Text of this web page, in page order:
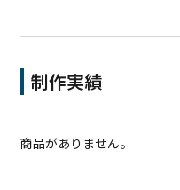
制作実績
商品がありません。